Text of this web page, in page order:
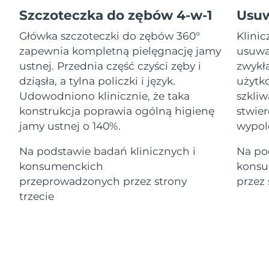
Szczoteczka do zębów 4-w-1
Główka szczoteczki do zębów 360°
zapewnia kompletną pielęgnację jamy
ustnej. Przednia część czyści zęby i
dziąsła, a tylna policzki i język.
Udowodniono klinicznie, że taka
konstrukcja poprawia ogólną higienę
jamy ustnej o 140%.
Na podstawie badań klinicznych i
konsumenckich
przeprowadzonych przez strony
trzecie
Na
przez
Advanced pore care essentials
Serum
For healthy hair
issa™ Teeth Whitening Gel
18% PAP
Kosmetyki Mężczyźni
FOREO APP
O NAS
12/08/2026
Grecja
Oczekiwany czas dostawy
SRA Hongkong
(Chiny)
Oczekiwany czas dostawy
09/08/2026
Węgry
Oczekiwany czas dostawy
Islandia
Oczekiwany czas dostawy
09/08/2026
Indonezja
Oczekiwany czas dostawy